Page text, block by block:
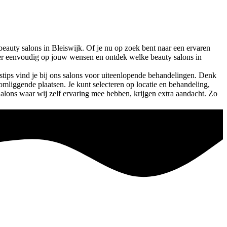
salons in Bleiswijk. Of je nu op zoek bent naar een ervaren
eenvoudig op jouw wensen en ontdek welke beauty salons in
vind je bij ons salons voor uiteenlopende behandelingen. Denk
plaatsen. Je kunt selecteren op locatie en behandeling,
waar wij zelf ervaring mee hebben, krijgen extra aandacht. Zo